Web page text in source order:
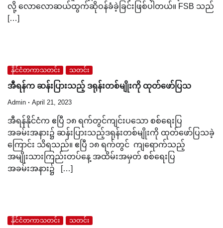
လို့ လောလောဆယ်ထွက်ဆိုဝန်ခံခဲ့ခြင်းဖြစ်ပါတယ်။ FSB သည်
[…]
နိုင်ငံတကာသတင်း သတင်း
အီရန်က ဆန်းပြားသည့် ဒရုန်းတစ်မျိုးကို ထုတ်ဖော်ပြသ
Admin April 21, 2023
အီရန်နိုင်ငံက ဧပြီ ၁၈ ရက်တွင်ကျင်းပသော စစ်ရေးပြ
အခမ်းအနား၌ ဆန်းပြားသည့်ဒရုန်းတစ်မျိုးကို ထုတ်ဖော်ပြသခဲ့
ကြောင်း သိရသည်။ ဧပြီ ၁၈ ရက်တွင် ကျရောက်သည့်
အမျိုးသားကြည်းတပ်နေ့ အထိမ်းအမှတ် စစ်ရေးပြ
အခမ်းအနား၌ […]
နိုင်ငံတကာသတင်း သတင်း